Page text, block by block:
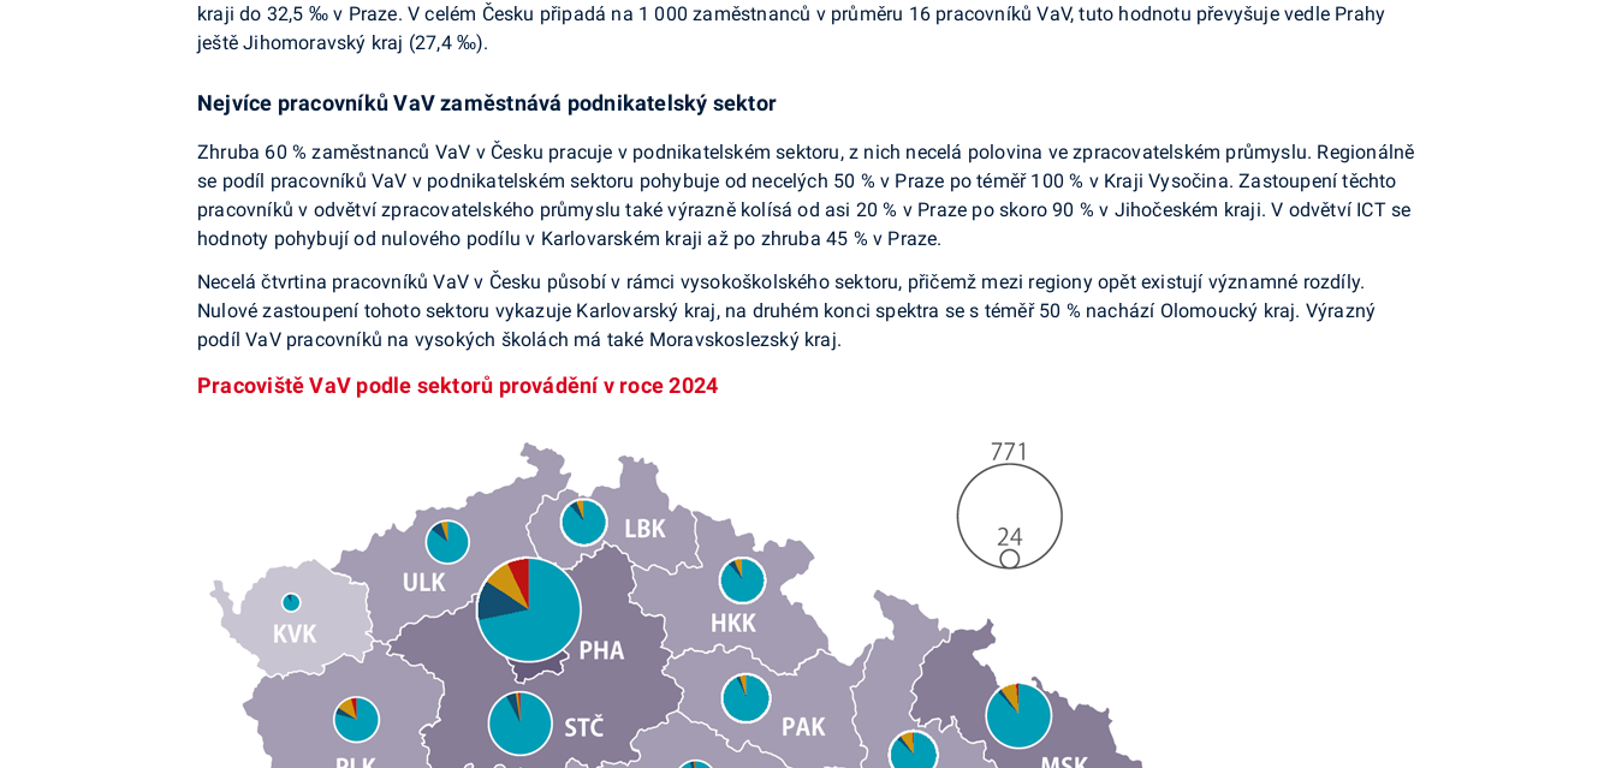
kraji do 32,5 ‰ v Praze. V celém Česku připadá na 1 000 zaměstnanců v průměru 16 pracovníků VaV, tuto hodnotu převyšuje vedle Prahy
ještě Jihomoravský kraj (27,4 ‰).
Nejvíce pracovníků VaV zaměstnává podnikatelský sektor
Zhruba 60 % zaměstnanců VaV v Česku pracuje v podnikatelském sektoru, z nich necelá polovina ve zpracovatelském průmyslu. Regionálně
se podíl pracovníků VaV v podnikatelském sektoru pohybuje od necelých 50 % v Praze po téměř 100 % v Kraji Vysočina. Zastoupení těchto
pracovníků v odvětví zpracovatelského průmyslu také výrazně kolísá od asi 20 % v Praze po skoro 90 % v Jihočeském kraji. V odvětví ICT se
hodnoty pohybují od nulového podílu v Karlovarském kraji až po zhruba 45 % v Praze.
Necelá čtvrtina pracovníků VaV v Česku působí v rámci vysokoškolského sektoru, přičemž mezi regiony opět existují významné rozdíly.
Nulové zastoupení tohoto sektoru vykazuje Karlovarský kraj, na druhém konci spektra se s téměř 50 % nachází Olomoucký kraj. Výrazný
podíl VaV pracovníků na vysokých školách má také Moravskoslezský kraj.
Pracoviště VaV podle sektorů provádění v roce 2024